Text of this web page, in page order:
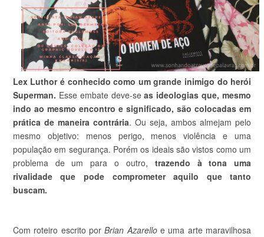
Lex Luthor é conhecido como um grande inimigo do herói
Superman. Esse embate deve-seas ideologias que, mesmo
indo ao mesmo encontro e significado, são colocadas em
prática de maneira contrária. Ou seja, ambos almejam pelo
mesmo objetivo: menos perigo, menos violência e uma
população em segurança. Porém os ideais são vistos como um
problema de um para o outro, trazendo à tona uma
rivalidade que pode comprometer aquilo que tanto
buscam.
Com roteiro escrito porBrian Azarelloe uma arte maravilhosa